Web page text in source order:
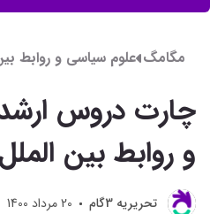
مگامگ علوم سیاسی و روابط
چارت دروس
و روابط بین الملل
تحريريه 3گام 20 مرداد 1400